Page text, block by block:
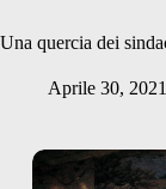
Una quercia dei
Aprile 30, 2021